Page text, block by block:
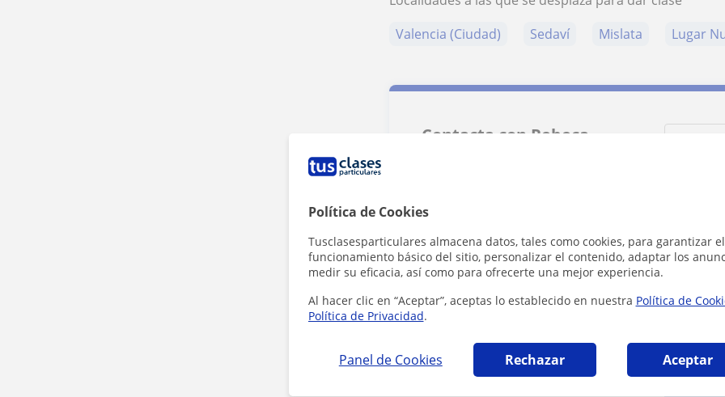
Política de Cookies
Tusclasesparticulares almacena datos, tales como cookies, para garantizar el
funcionamiento básico del sitio, personalizar el contenido, adaptar los
medir su eficacia, así como para ofrecerte una mejor experiencia.
Al hacer clic en “Aceptar”, aceptas lo establecido en nuestra Política de
Política de Privacidad.
Panel de Cookies Rechazar Aceptar
Valencia (Ciudad)
Sedaví Mislata Lugar
Contacta con Rebeca
Al hacer clic,